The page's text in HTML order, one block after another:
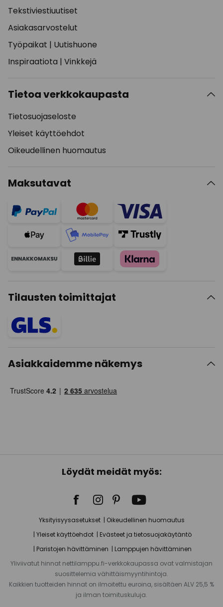
Tekstiviestiuutiset
Asiakasarvostelut
Työpaikat | Uutishuone
Inspiraatiota | Vinkkejä
Tietoa verkkokaupasta
Tietosuojaseloste
Yleiset käyttöehdot
Oikeudellinen huomautus
Maksutavat
Tilausten toimittajat
Asiakkaidemme näkemys
Löydät meidät myös:
Yksityisyysasetukset
Oikeudellinen huomautus
Yleiset käyttöehdot
Evästeet ja tietosuojakäytäntö
Paristojen hävittäminen
Lamppujen hävittäminen
Yliviivatut hinnat nettilamppu.fi-verkkokaupassa ovat valmistajan
suosittelemia vähittäismyyntihintoja.
Kaikkien tuotteiden hinnat on ilmoitettu euroina, sisältäen ALV 25,5 %
ja ilman toimituskuluja.